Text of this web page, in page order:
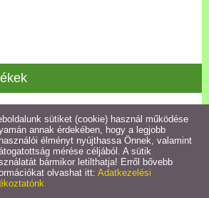
ülés jegyzőkönyve
Részletek
sütiket (cookie) használ működése
annak érdekében, hogy a legjobb
élményt nyújthassa Önnek, valamint
mérése céljából. A sütik
bármikor letilthatja! Erről bővebb
olvashat itt: Adatkezelési